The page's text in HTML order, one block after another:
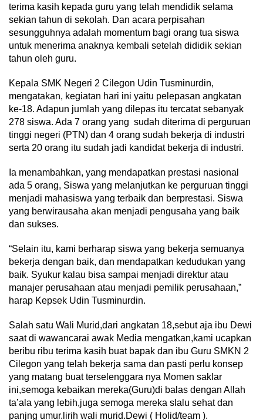
terima kasih kepada guru yang telah mendidik selama
sekian tahun di sekolah. Dan acara perpisahan
sesungguhnya adalah momentum bagi orang tua siswa
untuk menerima anaknya kembali setelah dididik sekian
tahun oleh guru.
Kepala SMK Negeri 2 Cilegon Udin Tusminurdin,
mengatakan, kegiatan hari ini yaitu pelepasan angkatan
ke-18. Adapun jumlah yang dilepas itu tercatat sebanyak
278 siswa. Ada 7 orang yang sudah diterima di perguruan
tinggi negeri (PTN) dan 4 orang sudah bekerja di industri
serta 20 orang itu sudah jadi kandidat bekerja di industri.
Ia menambahkan, yang mendapatkan prestasi nasional
ada 5 orang, Siswa yang melanjutkan ke perguruan tinggi
menjadi mahasiswa yang terbaik dan berprestasi. Siswa
yang berwirausaha akan menjadi pengusaha yang baik
dan sukses.
“Selain itu, kami berharap siswa yang bekerja semuanya
bekerja dengan baik, dan mendapatkan kedudukan yang
baik. Syukur kalau bisa sampai menjadi direktur atau
manajer perusahaan atau menjadi pemilik perusahaan,”
harap Kepsek Udin Tusminurdin.
Salah satu Wali Murid,dari angkatan 18,sebut aja ibu Dewi
saat di wawancarai awak Media mengatkan,kami ucapkan
beribu ribu terima kasih buat bapak dan ibu Guru SMKN 2
Cilegon yang telah bekerja sama dan pasti perlu konsep
yang matang buat terselenggara nya Momen saklar
ini,semoga kebaikan mereka(Guru)di balas dengan Allah
ta’ala yang lebih,juga semoga mereka slalu sehat dan
panjng umur.lirih wali murid.Dewi ( Holid/team ).